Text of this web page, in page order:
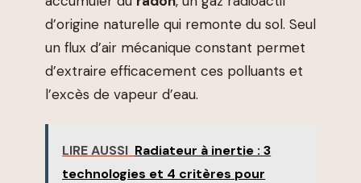
d’origine naturelle qui remonte du sol. Seul
un flux d’air mécanique constant permet
d’extraire efficacement ces polluants et
l’excès de vapeur d’eau.
LIRE AUSSI Radiateur à inertie : 3
technologies et 4 critères pour